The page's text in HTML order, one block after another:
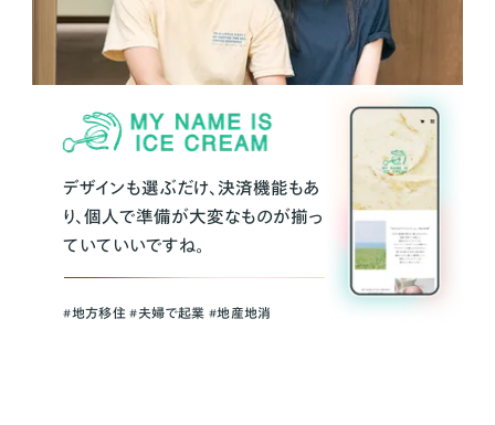
デザインも選ぶだけ、決済機能もあ
り、個人で準備が大変なものが揃っ
ていていいですね。
#地方移住 #夫婦で起業 #地産地消